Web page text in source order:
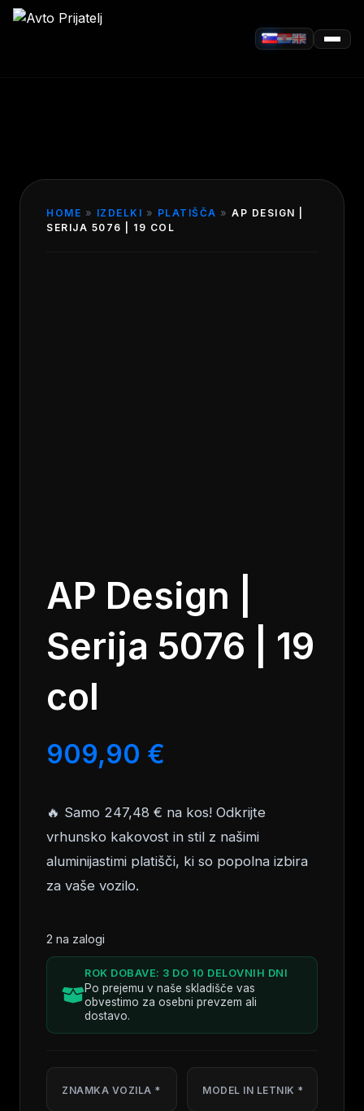
HOME » IZDELKI » PLATIŠČA » AP DESIGN |
SERIJA 5076 | 19 COL
AP Design |
Serija 5076 | 19
col
909,90 €
🔥 Samo 247,48 € na kos! Odkrijte
vrhunsko kakovost in stil z našimi
aluminijastimi platišči, ki so popolna izbira
za vaše vozilo.
2 na zalogi
ROK DOBAVE: 3 DO 10 DELOVNIH DNI
Po prejemu v naše skladišče vas
obvestimo za osebni prevzem ali
dostavo.